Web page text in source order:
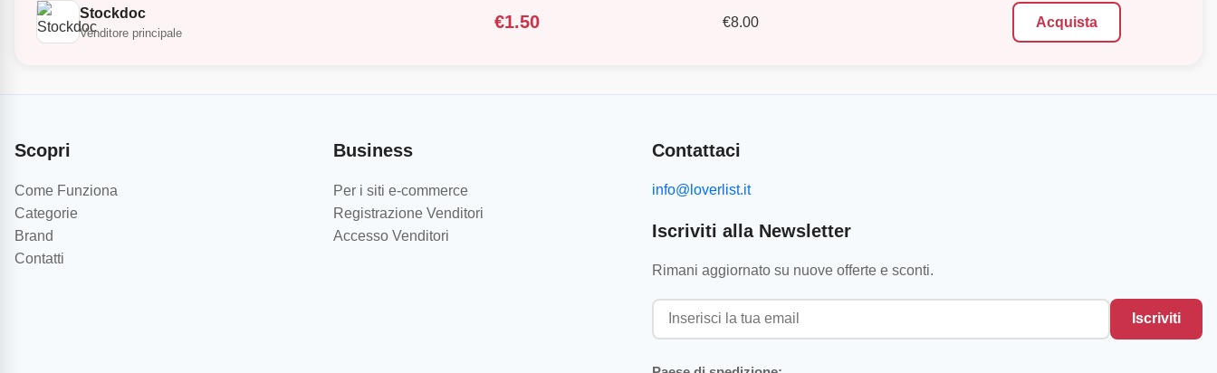
Stockdoc
Venditore principale
€1.50 €8.00 Acquista
Scopri
Come Funziona
Categorie
Brand
Contatti
Business
Per i siti e-commerce
Registrazione Venditori
Accesso Venditori
Contattaci
info@loverlist.it
Iscriviti alla Newsletter
Rimani aggiornato su nuove offerte e sconti.
Iscriviti